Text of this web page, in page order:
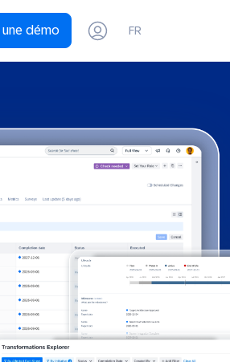
une démo FR